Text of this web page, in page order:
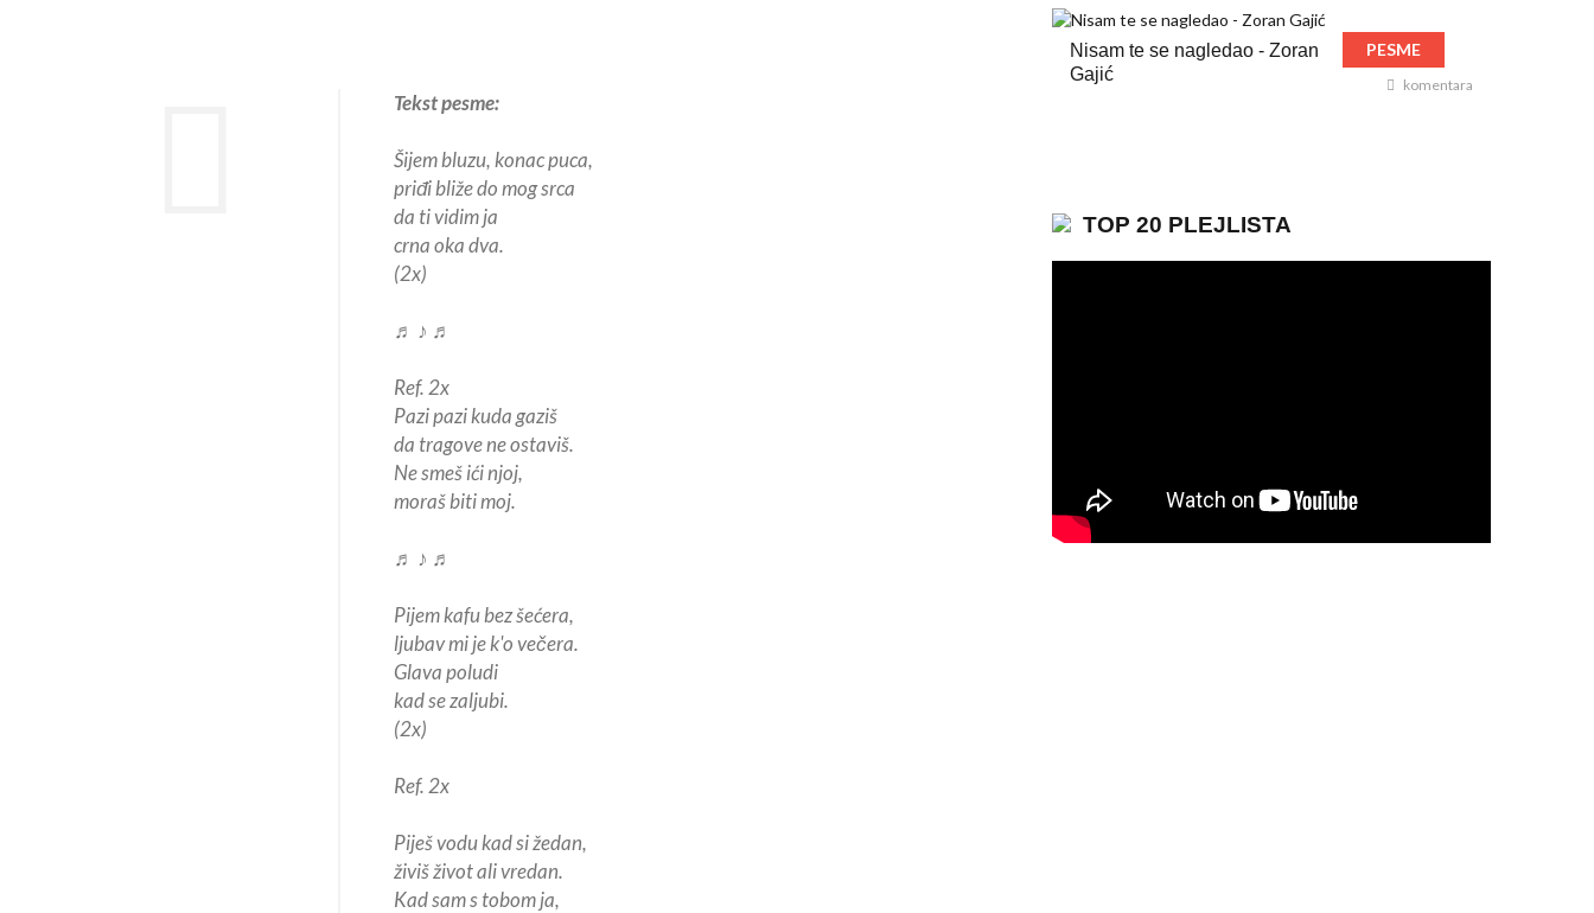
Tekst pesme:
Šijem bluzu, konac puca,
priđi bliže do mog srca
da ti vidim ja
crna oka dva.
(2x)
♬ ♪ ♬
Ref. 2x
Pazi pazi kuda gaziš
da tragove ne ostaviš.
Ne smeš ići njoj,
moraš biti moj.
♬ ♪ ♬
Pijem kafu bez šećera,
ljubav mi je k'o večera.
Glava poludi
kad se zaljubi.
(2x)
Ref. 2x
Piješ vodu kad si žedan,
živiš život ali vredan.
Kad sam s tobom ja,
Nisam te se nagledao - Zoran
Gajić
PESME
komentara
TOP 20 PLEJLISTA